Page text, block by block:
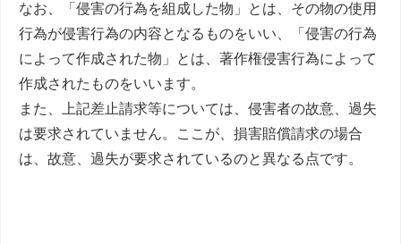
なお、「侵害の行為を組成した物」とは、その物の使用
行為が侵害行為の内容となるものをいい、「侵害の行為
によって作成された物」とは、著作権侵害行為によって
作成されたものをいいます。
また、上記差止請求等については、侵害者の故意、過失
は要求されていません。ここが、損害賠償請求の場合
は、故意、過失が要求されているのと異なる点です。